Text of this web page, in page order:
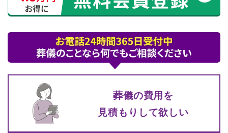
葬儀の費⽤を
⾒積もりして欲しい